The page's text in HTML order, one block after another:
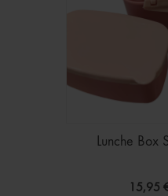
Lunche Box
15,95